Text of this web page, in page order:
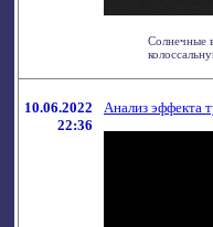
Солнечные
10.06.2022
22:36
Анализ эффекта